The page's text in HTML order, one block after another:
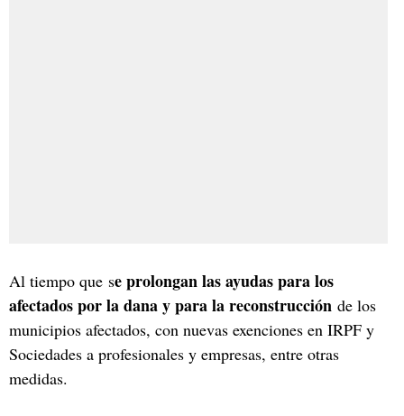
Al tiempo que se prolongan las ayudas para los
afectados por la dana y para la reconstrucción de los
municipios afectados, con nuevas exenciones en IRPF y
Sociedades a profesionales y empresas, entre otras
medidas.